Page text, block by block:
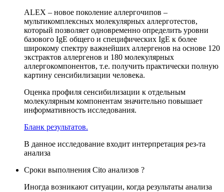
ALEX – новое поколение аллергочипов –
мультикомплексных молекулярных аллерготестов,
который позволяет одновременно определить уровни
базового IgE общего и специфических IgE к более
широкому спектру важнейших аллергенов на основе 120
экстрактов аллергенов и 180 молекулярных
аллергокомпонентов, т.е. получить практически полную
картину сенсибилизации человека.
Оценка профиля сенсибилизации к отдельным
молекулярным компонентам значительно повышает
информативность исследования.
Бланк результатов.
В данное исследование входит интерпретация рез-та
анализа
Сроки выполнения Cito анализов ?
Иногда возникают ситуации, когда результаты анализа